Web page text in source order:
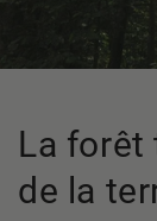
La forêt
de la